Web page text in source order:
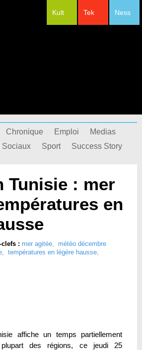
Ness
Tek
Kult
Chronique Emploi
Medias
Sociaux Sport Success Story
Tunisie : mer
en
clefs : mer agitée, météo décembre
, températures en légère hausse,
affiche un temps partiellement
des régions, ce jeudi 25